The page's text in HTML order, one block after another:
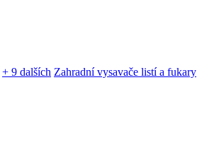
+ 9 dalších Zahradní vysavače listí a fukary